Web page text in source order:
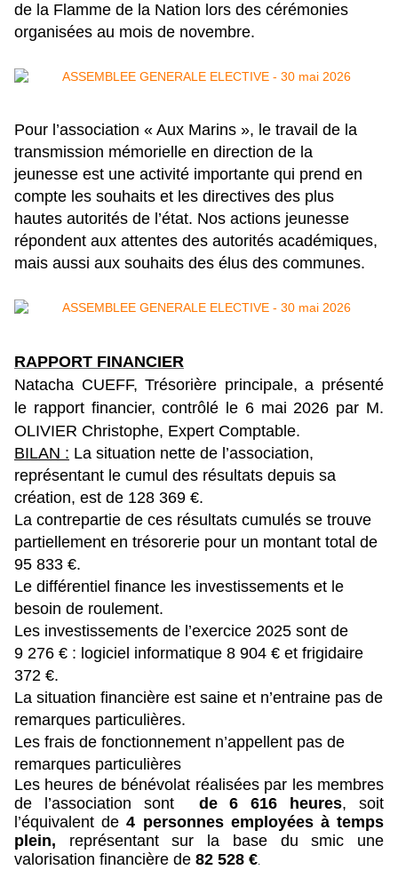
de la Flamme de la Nation lors des cérémonies
organisées au mois de novembre.
Pour l’association « Aux Marins », le travail de la
transmission mémorielle en direction de la
jeunesse est une activité importante qui prend en
compte les souhaits et les directives des plus
hautes autorités de l’état. Nos actions jeunesse
répondent aux attentes des autorités académiques,
mais aussi aux souhaits des élus des communes.
RAPPORT FINANCIER
Natacha CUEFF, Trésorière principale, a présenté
le rapport financier,contrôlé le 6 mai 2026 par M.
OLIVIER Christophe, Expert Comptable.
BILAN : La situation nette de l’association,
représentant le cumul des résultats depuis sa
création, est de 128 369 €.
La contrepartie de ces résultats cumulés se trouve
partiellement en trésorerie pour un montant total de
95 833 €.
Le différentiel finance les investissements et le
besoin de roulement.
Les investissements de l’exercice 2025 sont de
9 276 € : logiciel informatique 8 904 € et frigidaire
372 €.
La situation financière est saine et n’entraine pas de
remarques particulières.
Les frais de fonctionnement n’appellent pas de
remarques particulières
Les heures de bénévolat réalisées par les membres
de l’association sont
de 6 616 heures, soit
l’équivalent de4 personnes employées à temps
plein, représentant sur la base du smic une
valorisation financière de 82 528 €.